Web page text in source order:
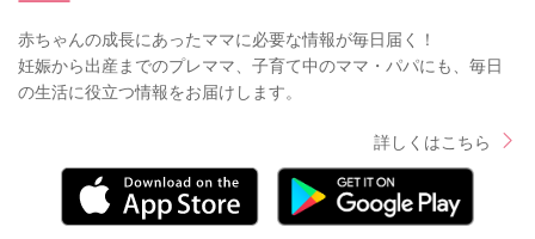
赤ちゃんの成長にあったママに必要な情報が毎日届く！
妊娠から出産までのプレママ、子育て中のママ・パパにも、毎日
の生活に役立つ情報をお届けします。
詳しくはこちら